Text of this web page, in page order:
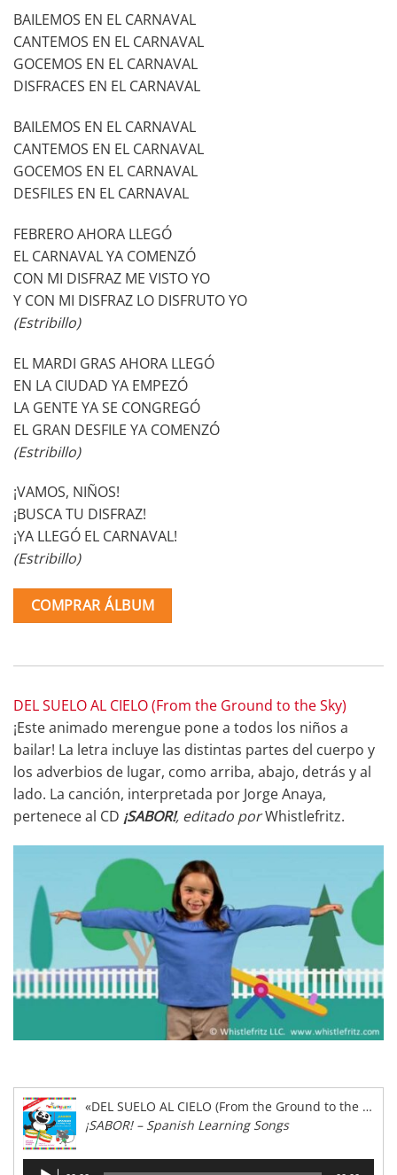
BAILEMOS EN EL CARNAVAL
CANTEMOS EN EL CARNAVAL
GOCEMOS EN EL CARNAVAL
DISFRACES EN EL CARNAVAL
BAILEMOS EN EL CARNAVAL
CANTEMOS EN EL CARNAVAL
GOCEMOS EN EL CARNAVAL
DESFILES EN EL CARNAVAL
FEBRERO AHORA LLEGÓ
EL CARNAVAL YA COMENZÓ
CON MI DISFRAZ ME VISTO YO
Y CON MI DISFRAZ LO DISFRUTO YO
(Estribillo)
EL MARDI GRAS AHORA LLEGÓ
EN LA CIUDAD YA EMPEZÓ
LA GENTE YA SE CONGREGÓ
EL GRAN DESFILE YA COMENZÓ
(Estribillo)
¡VAMOS, NIÑOS!
¡BUSCA TU DISFRAZ!
¡YA LLEGÓ EL CARNAVAL!
(Estribillo)
COMPRAR ÁLBUM
DEL SUELO AL CIELO (From the Ground to the Sky)
¡Este animado merengue pone a todos los niños a
bailar! La letra incluye las distintas partes del cuerpo y
los adverbios de lugar, como arriba, abajo, detrás y al
lado. La canción, interpretada por Jorge Anaya,
pertenece al CD ¡SABOR!, editado porWhistlefritz.
«DEL SUELO AL CIELO (From the Ground to the Sky)»
¡SABOR! – Spanish Learning Songs
Reproductor